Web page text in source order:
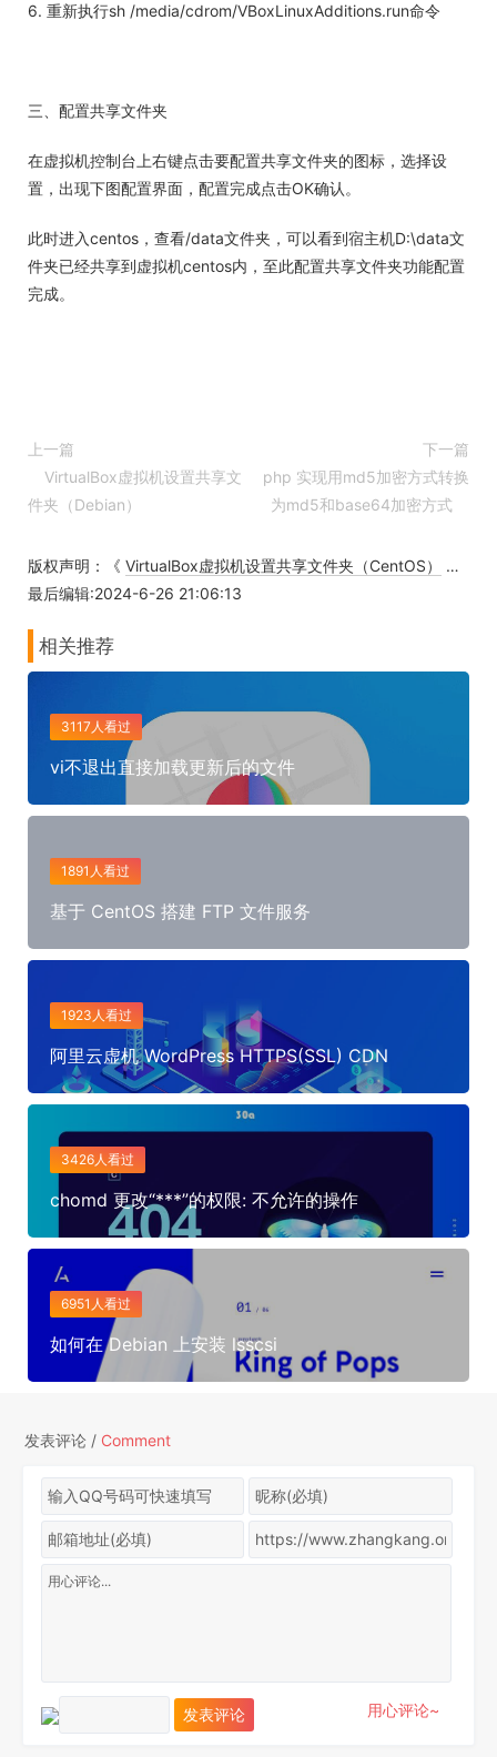
6. 重新执行sh /media/cdrom/VBoxLinuxAdditions.run命令
三、配置共享文件夹
在虚拟机控制台上右键点击要配置共享文件夹的图标，选择设
置，出现下图配置界面，配置完成点击OK确认。
此时进入centos，查看/data文件夹，可以看到宿主机D:\data文
件夹已经共享到虚拟机centos内，至此配置共享文件夹功能配置
完成。
上一篇
VirtualBox虚拟机设置共享文
件夹（Debian）
下一篇
php 实现用md5加密方式转换
为md5和base64加密方式
版权声明：《 VirtualBox虚拟机设置共享文件夹（CentOS）
最后编辑:2024-6-26 21:06:13
相关推荐
3117人看过
vi不退出直接加载更新后的文件
1891人看过
基于 CentOS 搭建 FTP 文件服务
1923人看过
阿里云虚机 WordPress HTTPS(SSL) CDN
3426人看过
chomd 更改“***”的权限: 不允许的操作
6951人看过
如何在 Debian 上安装 lsscsi
发表评论 / Comment
发表评论 用心评论~